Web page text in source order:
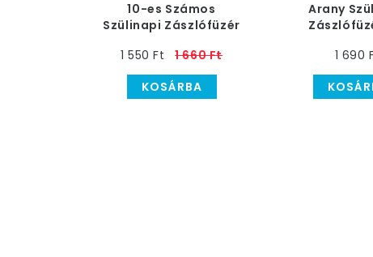
10-es Számos
Szülinapi Zászlófüzér
1 550 Ft
1 660 Ft
KOSÁRBA
Arany
1 690